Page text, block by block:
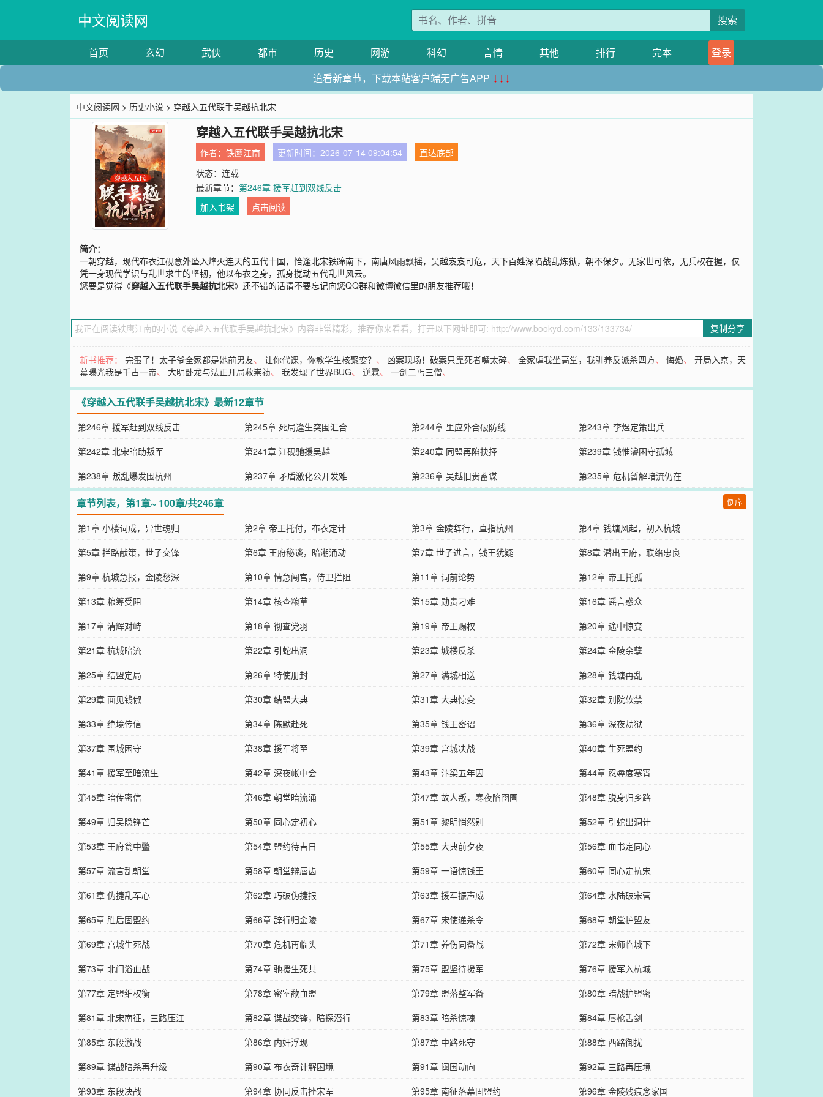
中文阅读网 搜索
首页 玄幻 武侠 都市 历史 网游 科幻 言情 其他 排行 完本
登录
追看新章节，下载本站客户端无广告APP ↓↓↓
中文阅读网 > 历史小说 > 穿越入五代联手吴越抗北宋
穿越入五代联手吴越抗北宋
作者：铁鹰江南 更新时间：2026-07-14 09:04:54
直达底部
状态：连载
最新章节：第246章 援军赶到双线反击
加入书架
点击阅读
简介：
一朝穿越，现代布衣江砚意外坠入烽火连天的五代十国，恰逢北宋铁蹄南下，南唐风雨飘摇，吴越岌岌可危，天下百姓深陷战乱炼狱，朝不保夕。无家世可依，无兵权在握，仅
凭一身现代学识与乱世求生的坚韧，他以布衣之身，孤身搅动五代乱世风云。
您要是觉得《穿越入五代联手吴越抗北宋》还不错的话请不要忘记向您QQ群和微博微信里的朋友推荐哦！
复制分享
新书推荐：完蛋了！太子爷全家都是她前男友、让你代课，你教学生核聚变？ 、 凶案现场！破案只靠死者嘴太碎、全家虐我坐高堂，我驯养反派杀四方、悔婚、开局入京，天
幕曝光我是千古一帝、大明卧龙与法正开局救崇祯、我发现了世界BUG、逆霖、一剑二丐三僧、
《穿越入五代联手吴越抗北宋》最新12章节
第246章 援军赶到双线反击 第245章 死局逢生突围汇合 第244章 里应外合破防线
第243章 李煜定策出兵
第242章 北宋暗助叛军
第241章 江砚驰援吴越 第240章 同盟再陷抉择
第239章 钱惟濬困守孤城
第238章 叛乱爆发围杭州
第237章 矛盾激化公开发难 第236章 吴越旧贵蓄谋 第235章 危机暂解暗流仍在
章节列表，第1章~ 100章/共246章 倒序
第1章 小楼词成，异世魂归 第2章 帝王托付，布衣定计 第3章 金陵辞行，直指杭州
第4章 钱塘风起，初入杭城
第5章 拦路献策，世子交锋
第6章 王府秘谈，暗潮涌动 第7章 世子进言，钱王犹疑
第8章 潜出王府，联络忠良
第9章 杭城急报，金陵愁深
第10章 情急闯宫，侍卫拦阻 第11章 词前论势
第12章 帝王托孤
第13章 粮筹受阻
第14章 核查粮草 第15章 勋贵刁难
第16章 谣言惑众
第17章 清辉对峙
第18章 彻查党羽 第19章 帝王赐权
第20章 途中惊变
第21章 杭城暗流
第22章 引蛇出洞 第23章 城楼反杀
第24章 金陵余孽
第25章 结盟定局
第26章 特使册封 第27章 满城相送
第28章 钱塘再乱
第29章 面见钱俶
第30章 结盟大典 第31章 大典惊变
第32章 别院软禁
第33章 绝境传信
第34章 陈默赴死 第35章 钱王密诏
第36章 深夜劫狱
第37章 围城困守
第38章 援军将至 第39章 宫城决战
第40章 生死盟约
第41章 援军至暗流生
第42章 深夜帐中会 第43章 汴梁五年囚
第44章 忍辱度寒宵
第45章 暗传密信
第46章 朝堂暗流涌 第47章 故人叛，寒夜陷囹圄
第48章 脱身归乡路
第49章 归吴隐锋芒
第50章 同心定初心 第51章 黎明悄然别
第52章 引蛇出洞计
第53章 王府瓮中鳖
第54章 盟约待吉日 第55章 大典前夕夜
第56章 血书定同心
第57章 流言乱朝堂
第58章 朝堂辩唇齿 第59章 一语惊钱王
第60章 同心定抗宋
第61章 伪捷乱军心
第62章 巧破伪捷报 第63章 援军振声威
第64章 水陆破宋营
第65章 胜后固盟约
第66章 辞行归金陵 第67章 宋使递杀令
第68章 朝堂护盟友
第69章 宫城生死战
第70章 危机再临头 第71章 养伤同备战
第72章 宋师临城下
第73章 北门浴血战
第74章 驰援生死共 第75章 盟坚待援军
第76章 援军入杭城
第77章 定盟细权衡
第78章 密室歃血盟 第79章 盟落整军备
第80章 暗战护盟密
第81章 北宋南征，三路压江
第82章 谍战交锋，暗探潜行 第83章 暗杀惊魂
第84章 唇枪舌剑
第85章 东段激战
第86章 内奸浮现 第87章 中路死守
第88章 西路御扰
第89章 谍战暗杀再升级
第90章 布衣奇计解困境 第91章 闽国动向
第92章 三路再压境
第93章 东段决战
第94章 协同反击挫宋军 第95章 南征落幕固盟约 第96章 金陵残痕念家国